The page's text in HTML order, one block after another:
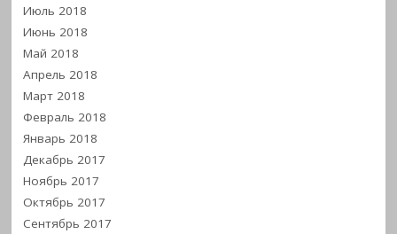
Июль 2018
Июнь 2018
Май 2018
Апрель 2018
Март 2018
Февраль 2018
Январь 2018
Декабрь 2017
Ноябрь 2017
Октябрь 2017
Сентябрь 2017